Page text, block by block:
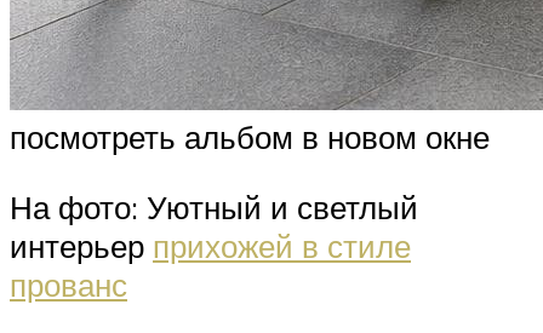
посмотреть альбом в новом окне
На фото: Уютный и светлый
интерьер прихожей в стиле
прованс